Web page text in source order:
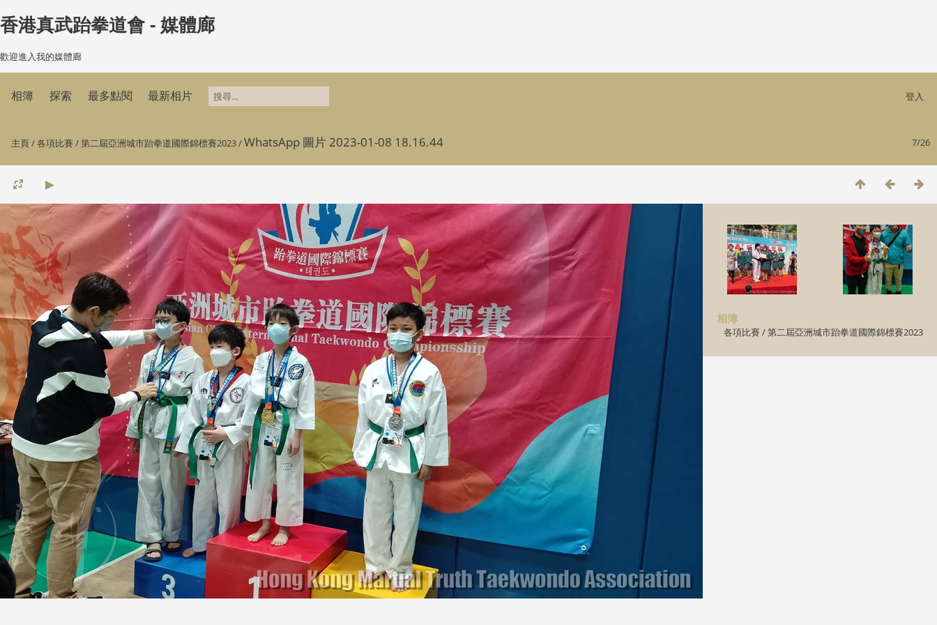
香港真武跆拳道會 - 媒體廊
歡迎進入我的媒體廊
相簿 探索 最多點閱 最新相片 登入
7/26
主頁/各項比賽 /第二屆亞洲城市跆拳道國際錦標賽2023/WhatsApp 圖片 2023-01-08 18.16.44
相簿
各項比賽 /第二屆亞洲城市跆拳道國際錦標賽2023